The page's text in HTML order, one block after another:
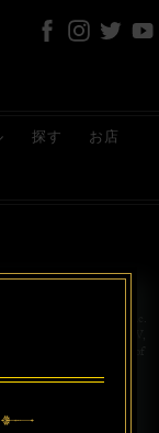
探す お店
イバシー
by Uncle Nearest, Inc.
NEVER KNEW,
are trademarks of